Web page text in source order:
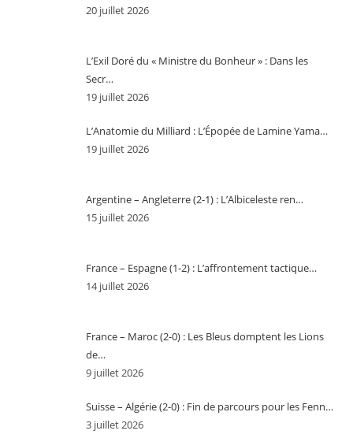
20 juillet 2026
L’Exil Doré du « Ministre du Bonheur » : Dans les
Secr…
19 juillet 2026
L’Anatomie du Milliard : L’Épopée de Lamine Yama…
19 juillet 2026
Argentine – Angleterre (2-1) : L’Albiceleste ren…
15 juillet 2026
France – Espagne (1-2) : L’affrontement tactique…
14 juillet 2026
France – Maroc (2-0) : Les Bleus domptent les Lions
de…
9 juillet 2026
Suisse – Algérie (2-0) : Fin de parcours pour les Fenn…
3 juillet 2026